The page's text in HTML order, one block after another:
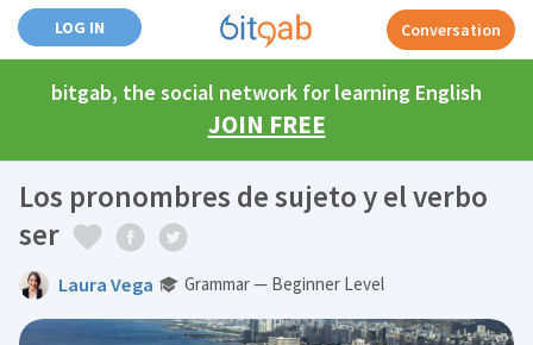
LOG IN Conversation
bitgab, the social network for learning English
JOIN FREE
Los pronombres de sujeto y el verbo
ser
Laura Vega Grammar — Beginner Level